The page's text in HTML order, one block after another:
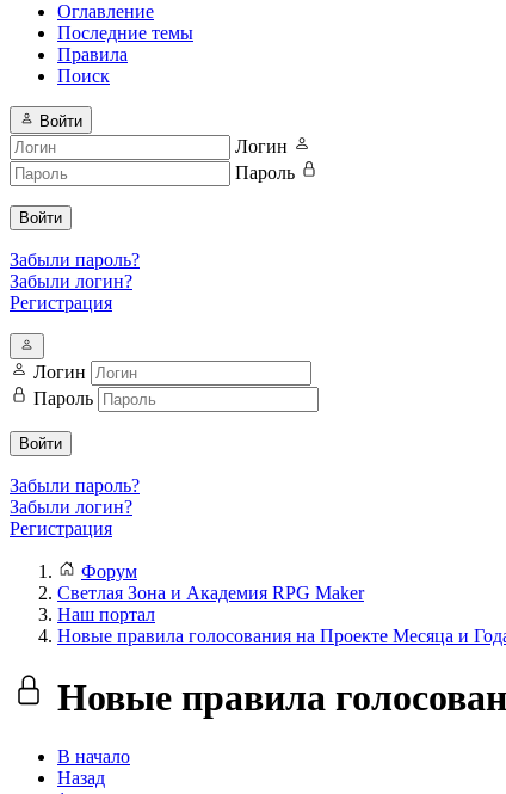
Оглавление
Последние темы
Правила
Поиск
Войти
Логин
Пароль
Войти
Забыли пароль?
Забыли логин?
Регистрация
Логин
Пароль
Войти
Забыли пароль?
Забыли логин?
Регистрация
Форум
Светлая Зона и Академия RPG Maker
Наш портал
Новые правила голосования на Проекте Месяца и
Новые правила
В начало
Назад